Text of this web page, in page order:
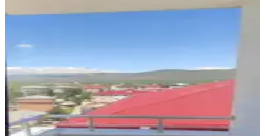
Ara Kat | Asansörlü | Fırsat !
2.800.000 ₺
Çakıroğlu İnşaat & GayrimenkulMustafa Çakır